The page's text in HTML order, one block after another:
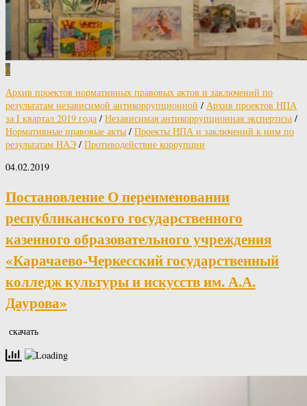
0
Архив проектов нормативных правовых актов и заключений по
результатам независимой антикоррупционной / Архив проектов НПА
за I квартал 2019 года / Независимая антикоррупционная экспертиза /
Нормативные правовые акты / Проекты НПА и заключений к ним по
результатам НАЭ / Противодействие коррупции
04.02.2019
Постановление О переименовании
республиканского государственного
казенного образовательного учреждения
«Карачаево-Черкесский государственный
колледж культуры и искусств им. А.А.
Даурова»
скачать